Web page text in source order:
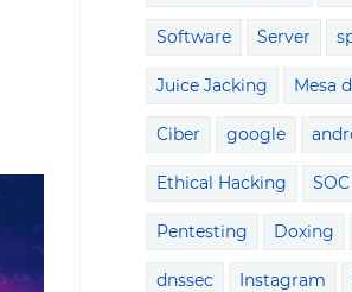
Software Server
Juice Jacking Mesa
Ciber google
Ethical Hacking SOC
Pentesting Doxing
dnssec Instagram